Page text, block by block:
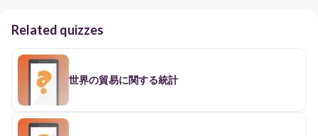
Related quizzes
世界の貿易に関する統計